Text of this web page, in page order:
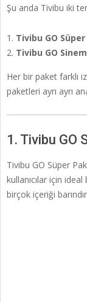
Şu anda Tivibu iki
Tivibu GO Süper
Tivibu GO
Her bir paket farklı
paketleri ayrı ayrı
1. Tivibu GO
Tivibu GO Süper
kullanıcılar için
birçok içeriği